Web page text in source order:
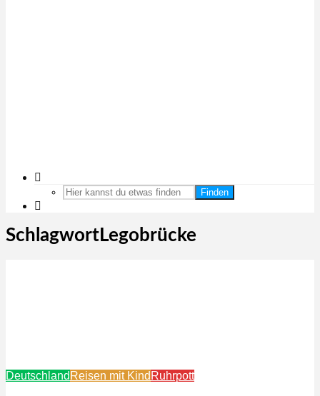
Finden
SchlagwortLegobrücke
Deutschland Reisen mit Kind Ruhrpott